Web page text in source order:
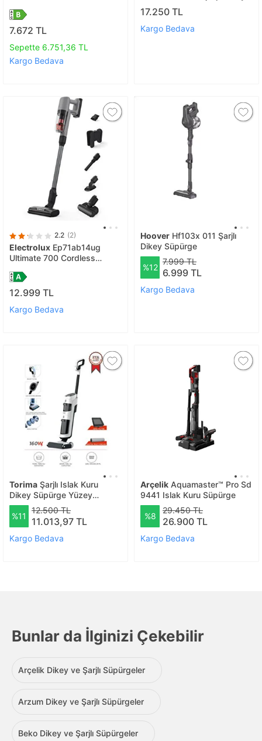
7.672 TL
Sepette 6.751,36 TL
Kargo Bedava
Süpürge
17.250 TL
Kargo Bedava
2.2 (2)
Electrolux Ep71ab14ug
Ultimate 700 Cordless
Süpürge
12.999 TL
Kargo Bedava
Hoover Hf103x 011 Şarjlı
Dikey Süpürge
%12
7.999 TL
6.999 TL
Kargo Bedava
Torima Şarjlı Islak Kuru
Dikey Süpürge Yüzey
Temizleyici Mop Fw1000
Beyaz
%11
12.500 TL
11.013,97 TL
Kargo Bedava
Arçelik Aquamaster™ Pro Sd
9441 Islak Kuru Süpürge
%8
29.450 TL
26.900 TL
Kargo Bedava
Bunlar da İlginizi Çekebilir
Arçelik Dikey ve Şarjlı Süpürgeler
Arzum Dikey ve Şarjlı Süpürgeler
Beko Dikey ve Şarjlı Süpürgeler